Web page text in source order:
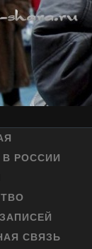
РОССИИ
СВЯЗЬ